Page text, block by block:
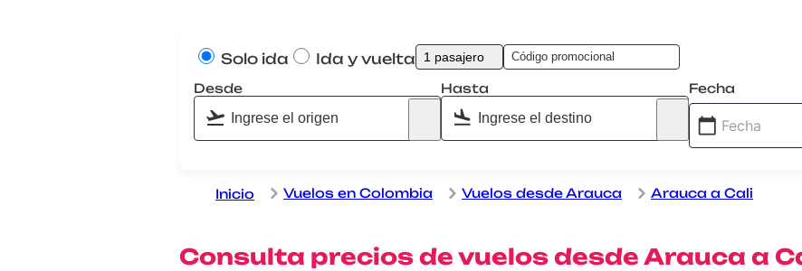
Solo ida Ida y vuelta 1 pasajero
Desde Hasta Fecha
Inicio Vuelos en Colombia Vuelos desde Arauca Arauca a Cali
Consulta precios de vuelos desde Arauca a